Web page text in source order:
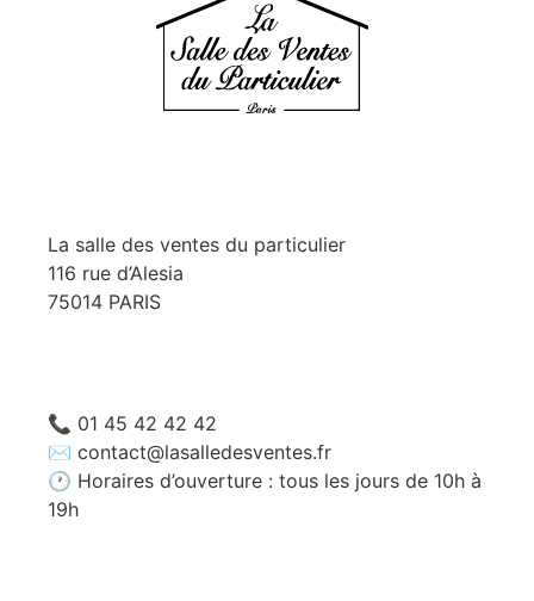
La salle des ventes du particulier
116 rue d’Alesia
75014 PARIS
📞 01 45 42 42 42
✉️ contact@lasalledesventes.fr
🕐 Horaires d’ouverture : tous les jours de 10h à
19h